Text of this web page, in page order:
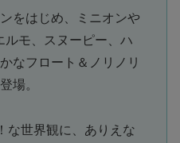
をはじめ、ミニオンや
ルモ、スヌーピー、ハ
なフロート＆ノリノリ
場。
な世界観に、ありえな